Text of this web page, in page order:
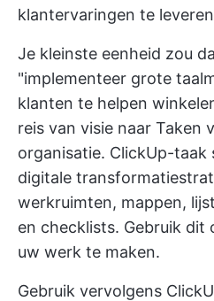
klantervaringen te
Je kleinste eenheid zou
"implementeer grote
klanten te helpen
reis van visie naar Taken
organisatie. ClickUp-taak
digitale
werkruimten, mappen,
en checklists. Gebruik dit
uw werk te maken.
Gebruik vervolgens